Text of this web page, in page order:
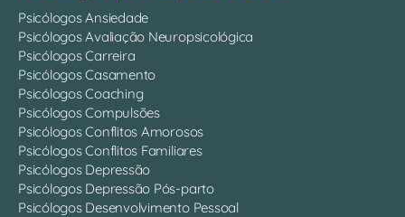
Psicólogos Ansiedade
Psicólogos Avaliação Neuropsicológica
Psicólogos Carreira
Psicólogos Casamento
Psicólogos Coaching
Psicólogos Compulsões
Psicólogos Conflitos Amorosos
Psicólogos Conflitos Familiares
Psicólogos Depressão
Psicólogos Depressão Pós-parto
Psicólogos Desenvolvimento Pessoal